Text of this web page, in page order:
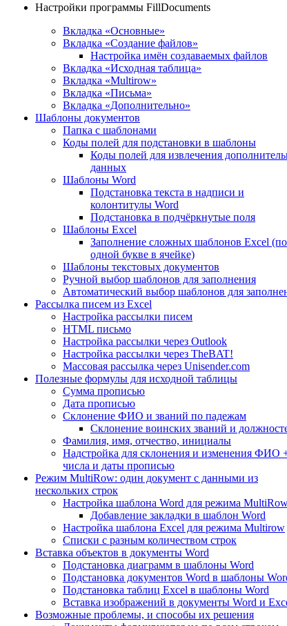
Настройки программы FillDocuments
Вкладка «Основные»
Вкладка «Создание файлов»
Настройка имён создаваемых файлов
Вкладка «Исходная таблица»
Вкладка «Multirow»
Вкладка «Письма»
Вкладка «Дополнительно»
Шаблоны документов
Папка с шаблонами
Коды полей для подстановки в шаблоны
Коды полей для извлечения
данных
Шаблоны Word
Подстановка текста в надписи и
колонтитулы Word
Подстановка в подчёркнутые поля
Шаблоны Excel
Заполнение сложных шаблонов Excel (по
одной букве в ячейке)
Шаблоны текстовых документов
Ручной выбор шаблонов для заполнения
Автоматический выбор шаблонов для
Рассылка писем из Excel
Настройка рассылки писем
HTML письмо
Настройка рассылки через Outlook
Настройка рассылки через TheBAT!
Массовая рассылка через Unisender.com
Полезные формулы для исходной таблицы
Сумма прописью
Дата прописью
Склонение ФИО и званий по падежам
Склонение воинских званий и
Фамилия, имя, отчество, инициалы
Надстройка для склонения и изменения ФИО
числа и даты прописью
Режим MultiRow: один документ с данными из
нескольких строк
Настройка шаблона Word для режима
Добавление закладки в шаблон Word
Настройка шаблона Excel для режима Multirow
Списки с разным количеством строк
Вставка объектов в документы Word
Подстановка диаграмм в шаблоны Word
Подстановка документов Word в шаблоны
Подстановка таблиц Excel в шаблоны Word
Вставка изображений в документы Word и
Возможные проблемы, и способы их решения